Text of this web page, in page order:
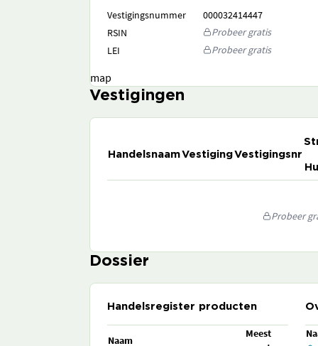
Vestigingsnummer
000032414447
RSIN
Probeer gratis
LEI
Probeer gratis
map
Vestigingen
HandelsnaamVestigingVestigingsnr
Probeer
Dossier
Handelsregister producten
Naam
Meest